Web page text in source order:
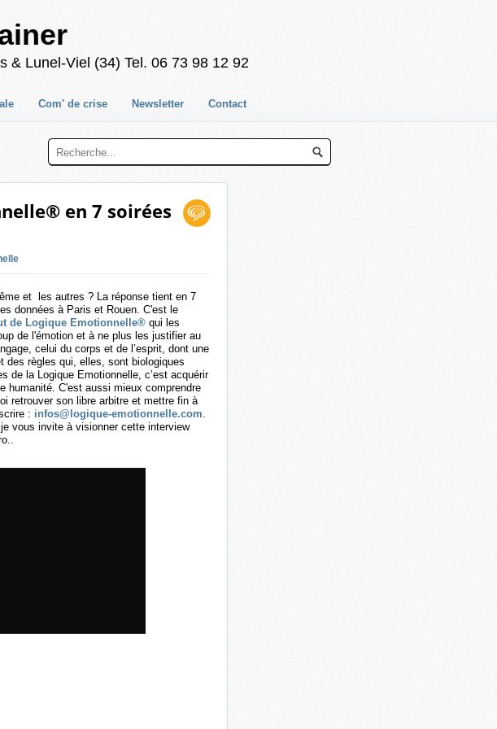
& Lunel-Viel (34) Tel. 06 73 98 12 92
Com' de crise Newsletter Contact
en 7 soirées
et les autres ? La réponse tient en 7
données à Paris et Rouen. C'est le
de Logique Emotionnelle® qui les
de l'émotion et à ne plus les justifier au
celui du corps et de l’esprit, dont une
des règles qui, elles, sont biologiques
de la Logique Emotionnelle, c’est acquérir
humanité. C'est aussi mieux comprendre
retrouver son libre arbitre et mettre fin à
: infos@logique-emotionnelle.com.
vous invite à visionner cette interview